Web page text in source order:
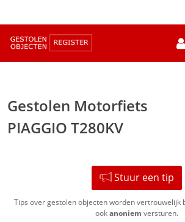
Gestolen Motorfiets
PIAGGIO T280KV
Stuur een tip
Tips over gestolen objecten worden vertrouwelijk
ookanoniem versturen.